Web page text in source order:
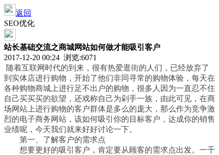
返回
SEO优化
站长基础交流之商城网站如何做才能吸引客户
2017-12-20 00:24 浏览:6071
随着互联网时代的到来，很有热爱逛街的人们，已经放弃了
到实体店进行购物，开始了他们非同寻常的购物体验，每天在
各种购物商城上进行足不出户的购物，很多人因为一直忍不住
自己买买买的欲望，还戏称自己为剁手一族，由此可见，在商
场网站上进行购物的客户群体是多么的庞大，那么作为竞争激
烈的电子商务网站，该如何吸引你的目标客户，达成你的销售
业绩呢，今天我们就来好好讨论一下。
第一、了解客户的需求点
想要更好的吸引客户，肯定要从顾客的需求点出发。一千